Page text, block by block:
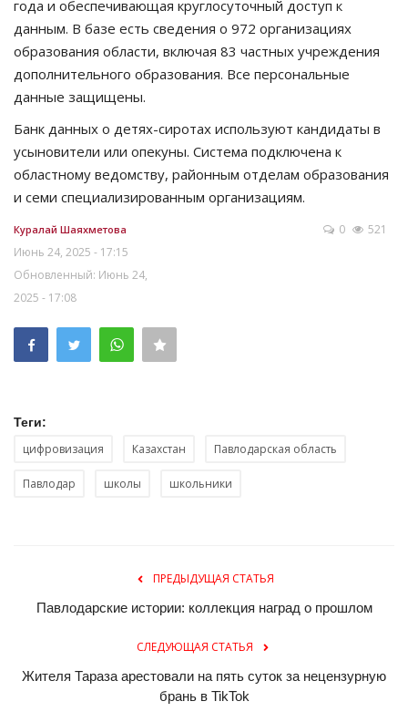
года и обеспечивающая круглосуточный доступ к
данным. В базе есть сведения о 972 организациях
образования области, включая 83 частных учреждения
дополнительного образования. Все персональные
данные защищены.
Банк данных о детях-сиротах используют кандидаты в
усыновители или опекуны. Система подключена к
областному ведомству, районным отделам образования
и семи специализированным организациям.
Куралай Шаяхметова
Июнь 24, 2025 - 17:15
Обновленный: Июнь 24,
2025 - 17:08
0 521
Теги:
цифровизация Казахстан Павлодарская область
Павлодар школы школьники
ПРЕДЫДУЩАЯ СТАТЬЯ
Павлодарские истории: коллекция наград о прошлом
СЛЕДУЮЩАЯ СТАТЬЯ
Жителя Тараза арестовали на пять суток за нецензурную
брань в TikTok